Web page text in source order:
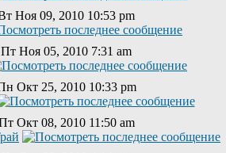
Ноя 09, 2010 10:53 pm
Пт Ноя 05, 2010 7:31 am
Окт 25, 2010 10:33 pm
Окт 08, 2010 11:50 am